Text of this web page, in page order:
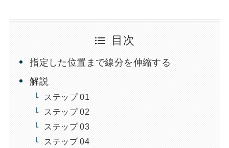
目次
指定した位置まで線分を伸縮する
解説
ステップ 01
ステップ 02
ステップ 03
ステップ 04